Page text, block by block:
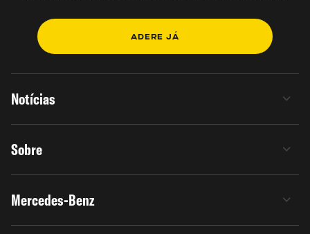
ADERE JÁ
Notícias
Sobre
Mercedes-Benz